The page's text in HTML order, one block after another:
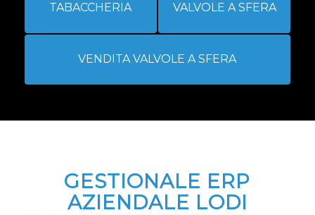
TABACCHERIA VALVOLE A SFERA
VENDITA VALVOLE A SFERA
GESTIONALE ERP
AZIENDALE LODI